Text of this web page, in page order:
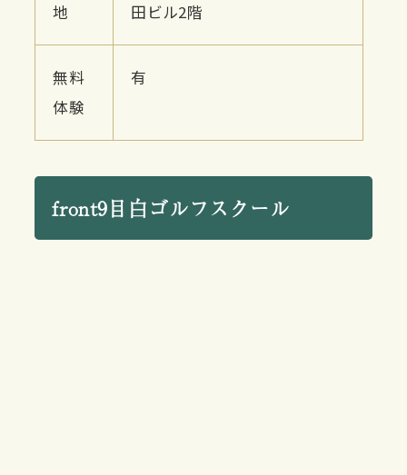
地
田ビル2階
無料
体験
有
front9目白ゴルフスクール